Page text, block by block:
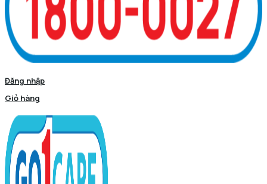
Đăng nhập
Giỏ hàng